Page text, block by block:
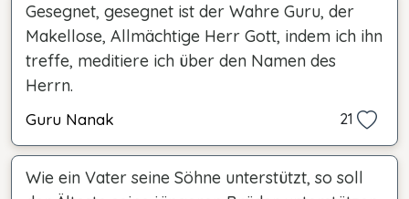
Gesegnet, gesegnet ist der Wahre Guru, der
Makellose, Allmächtige Herr Gott, indem ich ihn
treffe, meditiere ich über den Namen des
Herrn.
Guru Nanak 21
Wie ein Vater seine Söhne unterstützt, so soll